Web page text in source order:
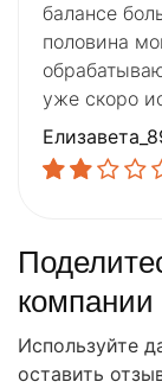
балансе
половина
уже скоро
Используйте
оставить